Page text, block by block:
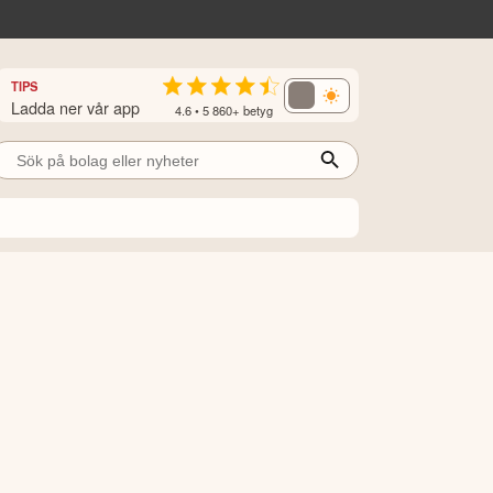
TIPS
Ladda ner vår app 4.6 • 5 860+ betyg